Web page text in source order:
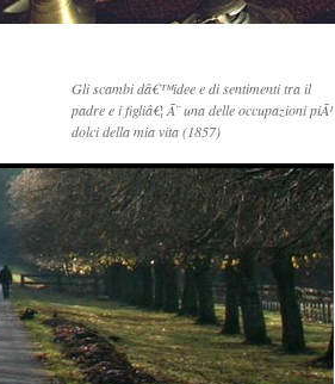
Gli scambi dâ€™idee e di sentimenti tra il
padre e i figliâ€¦ Ã¨ una delle occupazioni piÃ¹
dolci della mia vita (1857)